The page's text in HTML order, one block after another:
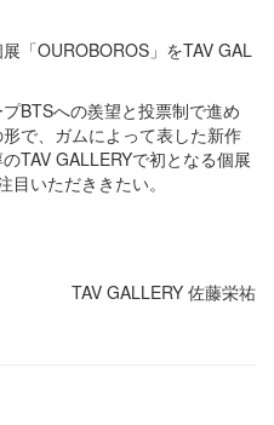
「OUROBOROS」をTAV GAL
BTSへの羨望と投票制で進め
で、ガムによって表した新作
TAV GALLERYで初となる個展
目いただききたい。
TAV GALLERY 佐藤栄祐